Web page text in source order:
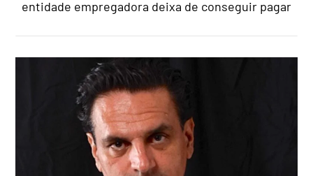
entidade empregadora deixa de conseguir pagar